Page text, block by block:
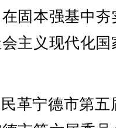
固本强基中
主义现代化
革宁德市第